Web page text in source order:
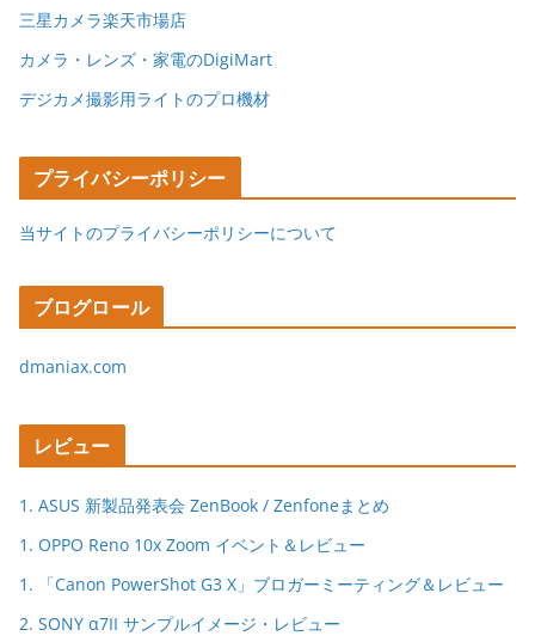
三星カメラ楽天市場店
カメラ・レンズ・家電のDigiMart
デジカメ撮影用ライトのプロ機材
プライバシーポリシー
当サイトのプライバシーポリシーについて
ブログロール
dmaniax.com
レビュー
1. ASUS 新製品発表会 ZenBook / Zenfoneまとめ
1. OPPO Reno 10x Zoom イベント＆レビュー
1. 「Canon PowerShot G3 X」ブロガーミーティング＆レビュー
2. SONY α7II サンプルイメージ・レビュー